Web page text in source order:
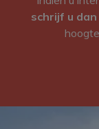
schrijf u dan